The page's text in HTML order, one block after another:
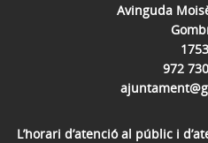
Avinguda
972
L’horari d’atenció al públic i